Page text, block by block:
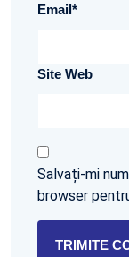
Email*
Site Web
Salvați-mi
browser